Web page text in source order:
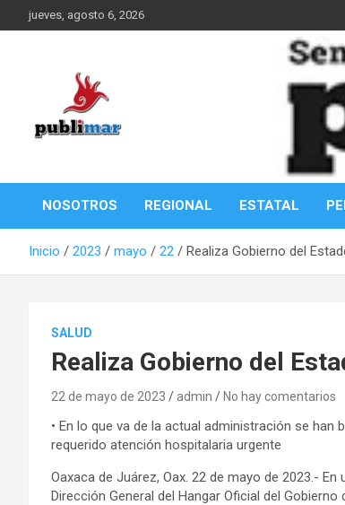
Saltar
al
jueves, agosto 6, 2026
PubliMar
NOSOTROS REGIONAL ESTATAL
Inicio 2023 mayo 22 Realiza Gobierno del
SALUD
Realiza Gobierno del
22 de mayo de 2023 admin No hay comentarios
• En lo que va de la actual administración se
requerido atención hospitalaria urgente
Oaxaca de Juárez, Oax. 22 de mayo de 2023.-
Dirección General del Hangar Oficial del